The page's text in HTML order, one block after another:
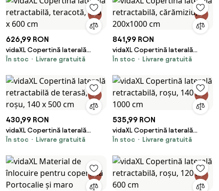
626,99 RON
vidaXL Copertină laterală
retractabilă, teracotă, 160 x
În stoc Livrare gratuită
841,99 RON
vidaXL Copertină laterală
retractabilă, cărămiziu,
În stoc Livrare gratuită
430,99 RON
vidaXL Copertină laterală
retractabilă de terasă, roșu,
În stoc Livrare gratuită
535,99 RON
vidaXL Copertină laterală
retractabilă, roșu, 140 x 1000
În stoc Livrare gratuită